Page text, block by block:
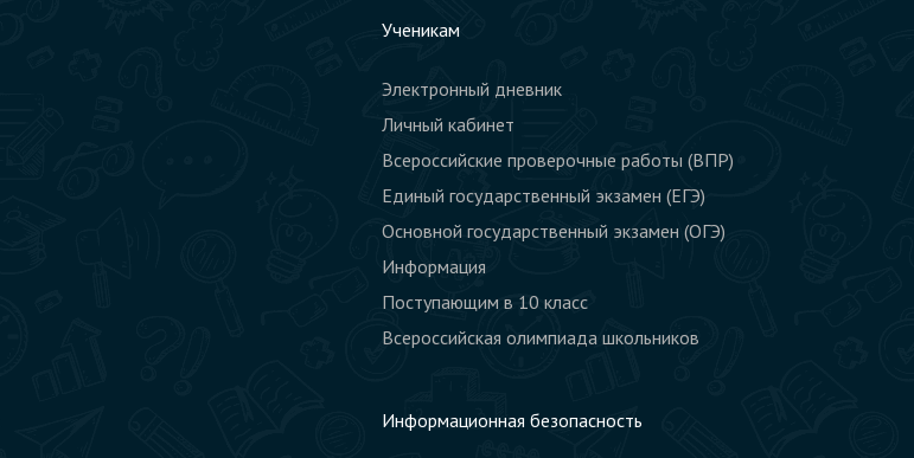
Ученикам
Электронный дневник
Личный кабинет
Всероссийские проверочные работы (ВПР)
Единый государственный экзамен (ЕГЭ)
Основной государственный экзамен (ОГЭ)
Информация
Поступающим в 10 класс
Всероссийская олимпиада школьников
Информационная безопасность